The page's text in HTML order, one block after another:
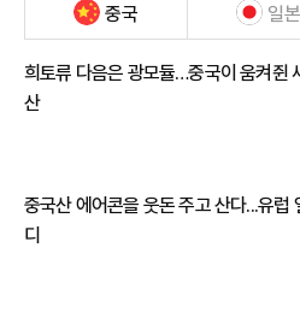
중국 일본
희토류 다음은 광모듈…중국이 움켜쥔
산
중국산 에어콘을 웃돈 주고 산다...유럽
디